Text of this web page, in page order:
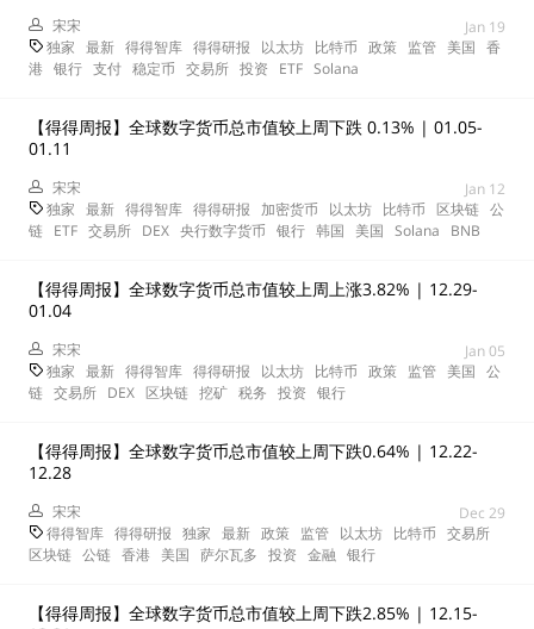
宋宋
Jan 19
独家 最新 得得智库 得得研报 以太坊 比特币 政策 监管 美国 香
港 银行 支付 稳定币 交易所 投资 ETF Solana
【得得周报】全球数字货币总市值较上周下跌 0.13% | 01.05-
01.11
宋宋
Jan 12
独家 最新 得得智库 得得研报 加密货币 以太坊 比特币 区块链 公
链 ETF 交易所 DEX 央行数字货币 银行 韩国 美国 Solana BNB
【得得周报】全球数字货币总市值较上周上涨3.82% | 12.29-
01.04
宋宋
Jan 05
独家 最新 得得智库 得得研报 以太坊 比特币 政策 监管 美国 公
链 交易所 DEX 区块链 挖矿 税务 投资 银行
【得得周报】全球数字货币总市值较上周下跌0.64% | 12.22-
12.28
宋宋
Dec 29
得得智库 得得研报 独家 最新 政策 监管 以太坊 比特币 交易所
区块链 公链 香港 美国 萨尔瓦多 投资 金融 银行
【得得周报】全球数字货币总市值较上周下跌2.85% | 12.15-